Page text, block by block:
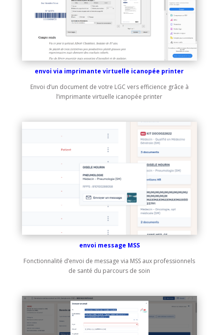
envoi via imprimante virtuelle icanopée printer
Envoi d’un document de votre LGC vers efficience grâce à
l’imprimante virtuelle icanopée printer
envoi message MSS
Fonctionnalité d’envoi de message via MSS aux professionnels
de santé du parcours de soin